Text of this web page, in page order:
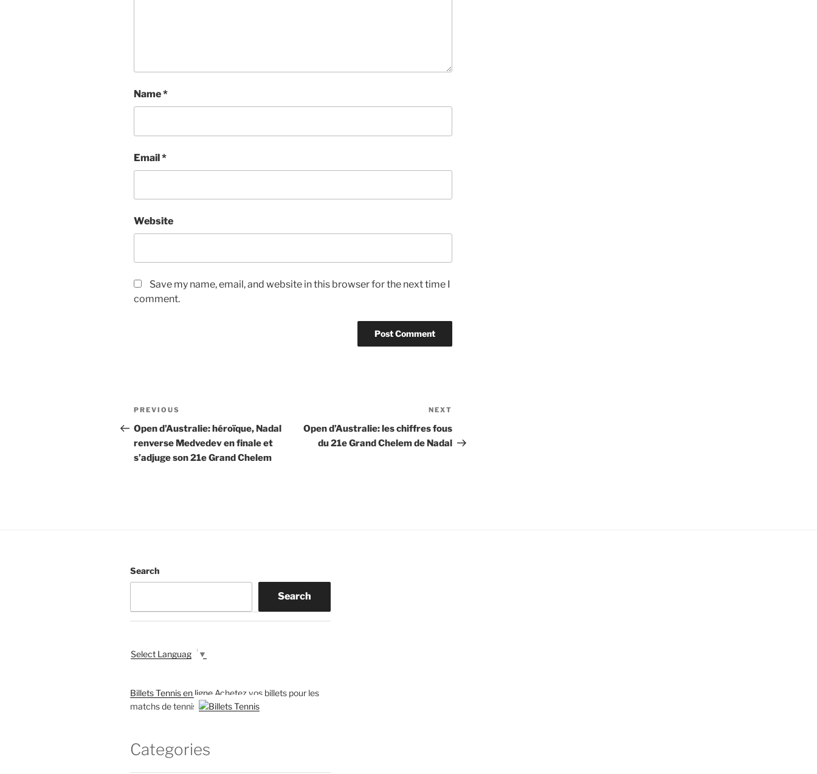
Name*
Email*
Website
Save my name, email, and website in this browser for the next time I
comment.
Post
navigation
Previous
Post
PREVIOUS
Open d’Australie: héroïque, Nadal
renverse Medvedev en finale et
s’adjuge son 21e Grand Chelem
Post
NEXT
Open d’Australie: les chiffres fous
du 21e Grand Chelem de Nadal
Search
Search
Select Language ▼
Billets Tennis en ligne Achetez vos billets pour les
matchs de tennis
Categories